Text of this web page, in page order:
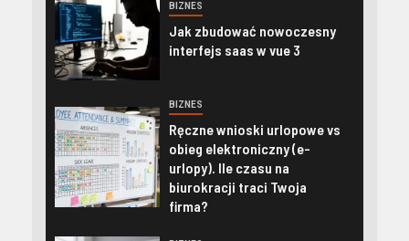
BIZNES
Jak zbudować nowoczesny
interfejs saas w vue 3
BIZNES
Ręczne wnioski urlopowe vs
obieg elektroniczny (e-
urlopy). Ile czasu na
biurokracji traci Twoja
firma?